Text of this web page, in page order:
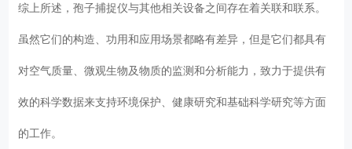
综上所述，孢子捕捉仪与其他相关设备之间存在着关联和联系。
虽然它们的构造、功用和应用场景都略有差异，但是它们都具有
对空气质量、微观生物及物质的监测和分析能力，致力于提供有
效的科学数据来支持环境保护、健康研究和基础科学研究等方面
的工作。